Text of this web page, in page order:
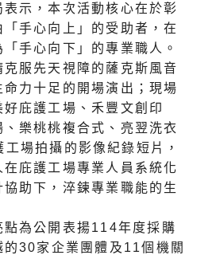
示，本次活動核心在於彰
手心向上」的受助者，在
手心向下」的專業職人。
服先天視障的薩克斯風音
力十足的開場演出；現場
庇護工場、禾豐文創印
樂桃桃複合式、亮翌洗衣
場拍攝的影像紀錄短片，
庇護工場專業人員系統化
助下，淬鍊專業職能的生
點為公開表揚114年度採購
的30家企業團體及11個機關